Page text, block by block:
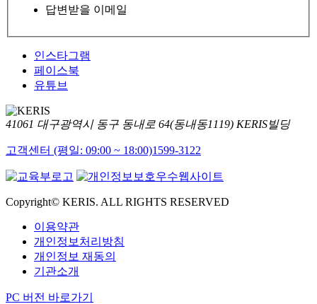
답변받을 이메일
인스타그램
페이스북
유튜브
41061 대구광역시 동구 동내로 64(동내동1119) KERIS빌딩
고객센터 (평일: 09:00 ~ 18:00)1599-3122
Copyright© KERIS. ALL RIGHTS RESERVED
이용약관
개인정보처리방침
개인정보 재동의
기관소개
PC 버전 바로가기